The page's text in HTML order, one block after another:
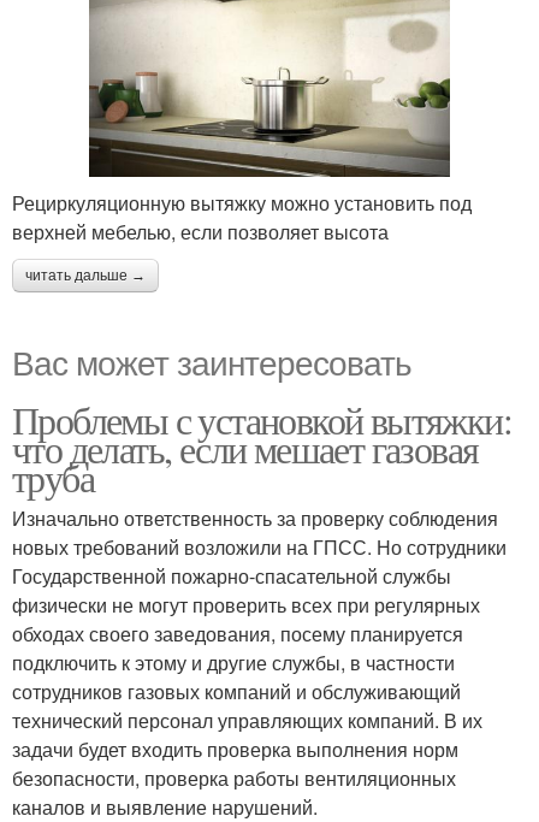
Рециркуляционную вытяжку можно установить под
верхней мебелью, если позволяет высота
читать дальше →
Вас может заинтересовать
Проблемы с установкой вытяжки:
что делать, если мешает газовая
труба
Изначально ответственность за проверку соблюдения
новых требований возложили на ГПСС. Но сотрудники
Государственной пожарно-спасательной службы
физически не могут проверить всех при регулярных
обходах своего заведования, посему планируется
подключить к этому и другие службы, в частности
сотрудников газовых компаний и обслуживающий
технический персонал управляющих компаний. В их
задачи будет входить проверка выполнения норм
безопасности, проверка работы вентиляционных
каналов и выявление нарушений.